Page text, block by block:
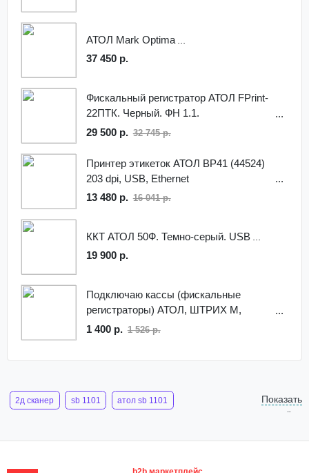
АТОЛ Mark Optima
37 450 р.
Фискальный регистратор АТОЛ FPrint-
22ПТК. Черный. ФН 1.1.
RS+USB+Ethernet
29 500 р. 32 745 р.
Принтер этикеток АТОЛ BP41 (44524)
203 dpi, USB, Ethernet
13 480 р. 16 041 р.
ККТ АТОЛ 50Ф. Темно-серый. USB
19 900 р.
Подключаю кассы (фискальные
регистраторы) АТОЛ, ШТРИХ М,
Эвотор к 1С
1 400 р. 1 526 р.
2д сканер sb 1101 атол sb 1101
сканер 2d штрих кодов
Показать
ещё